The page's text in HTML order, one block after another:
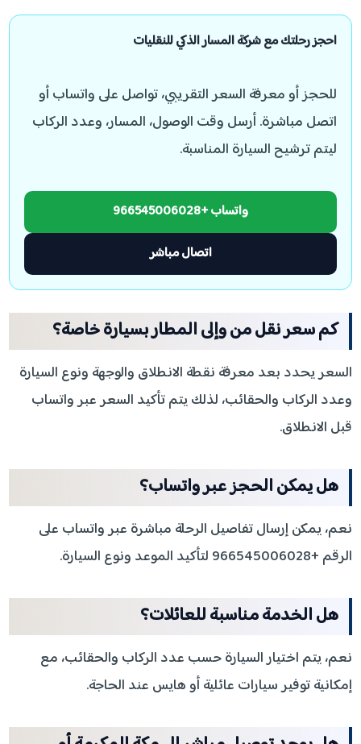
احجز رحلتك مع شركة المسار الذكي للنقليات
للحجز أو معرفة السعر التقريبي، تواصل على واتساب أو
اتصل مباشرة. أرسل وقت الوصول، المسار، وعدد الركاب
ليتم ترشيح السيارة المناسبة.
واتساب +966545006028
اتصال مباشر
كم سعر نقل من وإلى المطار بسيارة خاصة؟
السعر يحدد بعد معرفة نقطة الانطلاق والوجهة ونوع السيارة
وعدد الركاب والحقائب، لذلك يتم تأكيد السعر عبر واتساب
قبل الانطلاق.
هل يمكن الحجز عبر واتساب؟
نعم، يمكن إرسال تفاصيل الرحلة مباشرة عبر واتساب على
الرقم +966545006028 لتأكيد الموعد ونوع السيارة.
هل الخدمة مناسبة للعائلات؟
نعم، يتم اختيار السيارة حسب عدد الركاب والحقائب، مع
إمكانية توفير سيارات عائلية أو هايس عند الحاجة.